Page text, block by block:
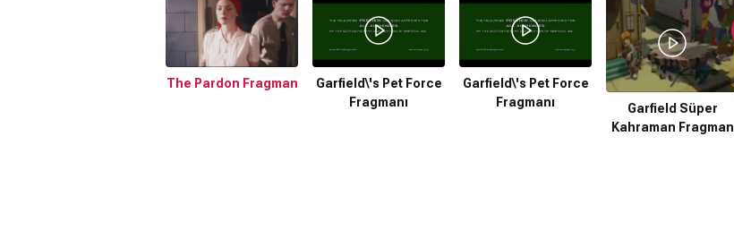
The Pardon Fragman
Garfield\'s Pet Force
Fragmanı
Garfield\'s Pet Force
Fragmanı
Garfield Süper
Kahraman Fragman